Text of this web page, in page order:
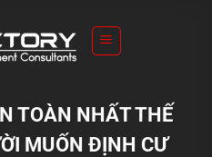
TOÀN NHẤT THẾ
MUỐN ĐỊNH CƯ